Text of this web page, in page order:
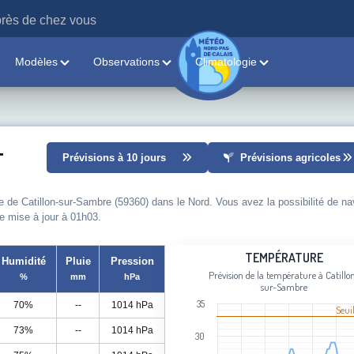
de chez vous
Modèles Observations Climatologie
Prévisions à 10 jours Prévisions agricoles
Catillon-sur-Sambre (59360) dans le Nord. Vous avez la possibilité de
mise à jour à 01h03.
Humidité
%
Pluie
mm
Pression
hPa
70% -- 1014 hPa
73% -- 1014 hPa
Line chart with 97 data points.
View as data table, Température
The chart has 1 X axis displaying
The chart has 1 Y axis displaying
TEMPÉRATURE
Prévision de la température à
sur-Sambre
30
35